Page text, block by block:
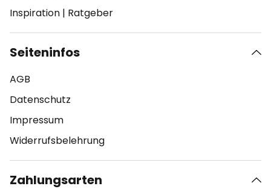
Inspiration | Ratgeber
Seiteninfos
AGB
Datenschutz
Impressum
Widerrufsbelehrung
Zahlungsarten